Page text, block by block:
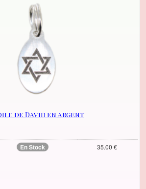
de David en argent
En Stock 35.00 €